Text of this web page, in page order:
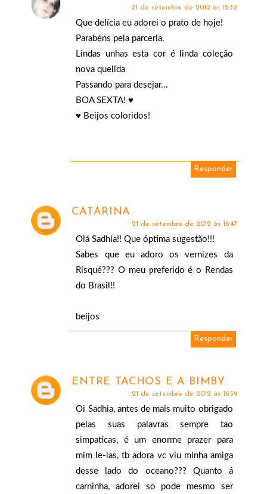
21 de setembro de 2012 às 15:32
Que delícia eu adorei o prato de hoje!
Parabéns pela parceria.
Lindas unhas esta cor é linda coleção
nova quelida
Passando para desejar...
BOA SEXTA! ♥
♥ Beijos coloridos!
Responder
CATARINA
21 de setembro de 2012 às 16:47
Olá Sadhia!! Que óptima sugestão!!!
Sabes que eu adoro os vernizes da
Risqué??? O meu preferido é o Rendas
do Brasil!!
beijos
Responder
ENTRE TACHOS E A BIMBY
21 de setembro de 2012 às 16:59
Oi Sadhia, antes de mais muito obrigado
pelas suas palavras sempre tao
simpaticas, é um enorme prazer para
mim le-las, tb adora vc viu minha amiga
desse lado do oceano??? Quanto á
carninha, adorei so pode mesmo ser